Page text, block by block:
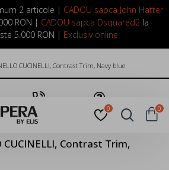
2 articole | CADOU sapca John Hatter
RON | CADOU sapca Dsquared2 la
5.000 RON | Exclusiv online
0 0
CUCINELLI, Contrast Trim, Navy blue
Suna Acum Pune o Intrebare
CUCINELLI, Contrast Trim,